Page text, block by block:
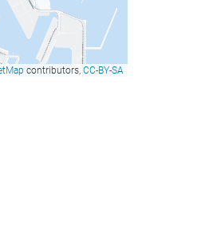
contributors, CC-BY-SA